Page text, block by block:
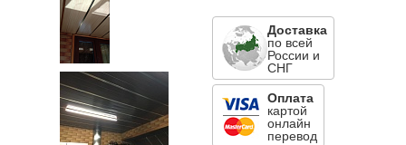
Доставка
по всей
России и
СНГ
Оплата
картой
онлайн
перевод
Mercedes-Benz